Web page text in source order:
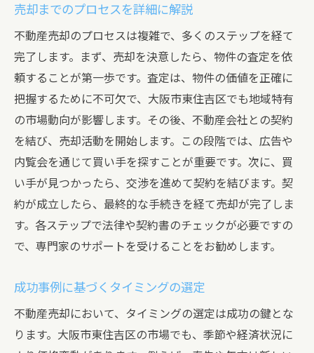
売却までのプロセスを詳細に解説
不動産売却のプロセスは複雑で、多くのステップを経て
完了します。まず、売却を決意したら、物件の査定を依
頼することが第一歩です。査定は、物件の価値を正確に
把握するために不可欠で、大阪市東住吉区でも地域特有
の市場動向が影響します。その後、不動産会社との契約
を結び、売却活動を開始します。この段階では、広告や
内覧会を通じて買い手を探すことが重要です。次に、買
い手が見つかったら、交渉を進めて契約を結びます。契
約が成立したら、最終的な手続きを経て売却が完了しま
す。各ステップで法律や契約書のチェックが必要ですの
で、専門家のサポートを受けることをお勧めします。
成功事例に基づくタイミングの選定
不動産売却において、タイミングの選定は成功の鍵とな
ります。大阪市東住吉区の市場でも、季節や経済状況に